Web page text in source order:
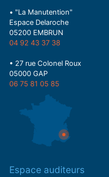
• "La Manutention"
Espace Delaroche
05200 EMBRUN
04 92 43 37 38
• 27 rue Colonel Roux
05000 GAP
06 75 81 05 85
Espace auditeurs